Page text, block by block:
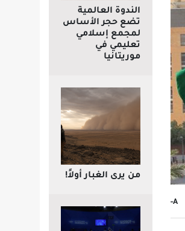
A-
الندوة العالمية
تضع حجر الأساس
لمجمع إسلامي
تعليمي في
موريتانيا
من يرى الغبار أولاً!